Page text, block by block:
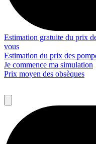
Estimation gratuite du prix
vous
Estimation du prix des
Je commence ma simulation
Prix moyen des obsèques